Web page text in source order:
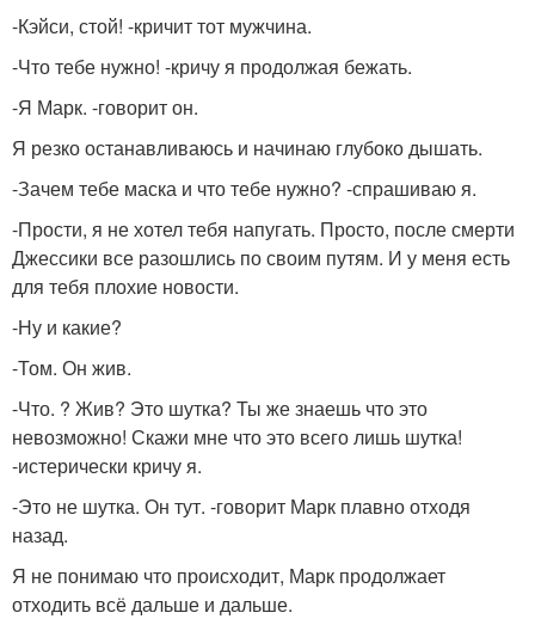
-Кэйси, стой! -кричит тот мужчина.
-Что тебе нужно! -кричу я продолжая бежать.
-Я Марк. -говорит он.
Я резко останавливаюсь и начинаю глубоко дышать.
-Зачем тебе маска и что тебе нужно? -спрашиваю я.
-Прости, я не хотел тебя напугать. Просто, после смерти
Джессики все разошлись по своим путям. И у меня есть
для тебя плохие новости.
-Ну и какие?
-Том. Он жив.
-Что. ? Жив? Это шутка? Ты же знаешь что это
невозможно! Скажи мне что это всего лишь шутка!
-истерически кричу я.
-Это не шутка. Он тут. -говорит Марк плавно отходя
назад.
Я не понимаю что происходит, Марк продолжает
отходить всё дальше и дальше.